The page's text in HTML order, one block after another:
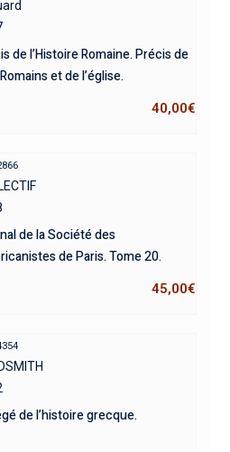
de l’Histoire Romaine. Précis de
et de l’église.
40,00€
de la Société des
de Paris. Tome 20.
45,00€
de l’histoire grecque.